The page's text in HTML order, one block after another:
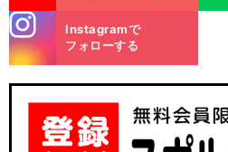
m
Instagramで
フォローする